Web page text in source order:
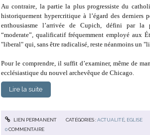
Au contraire, la partie la plus progressiste du
historiquement hypercritique à l’égard des derniers
enthousiasme l’arrivée de Cupich, défini par la
“moderate”, qualificatif fréquemment employé aux
"liberal" qui, sans être radicalisé, reste néanmoins un
Pour le comprendre, il suffit d’examiner, même de
ecclésiastique du nouvel archevêque de Chicago.
Lire la suite
LIEN PERMANENT CATÉGORIES :ACTUALITÉ, EGLISE
0COMMENTAIRE